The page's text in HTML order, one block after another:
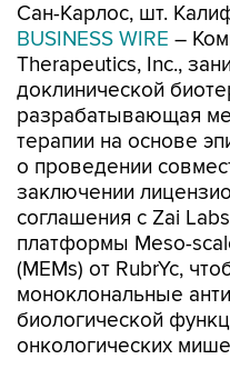
Сан-Карлос, шт.
BUSINESS WIRE –
Therapeutics, Inc.,
доклинической
разрабатывающая
терапии на основе
о проведении
заключении
соглашения с Zai
платформы Meso-
(MEMs) от RubrYc,
моноклональные
биологической
онкологических